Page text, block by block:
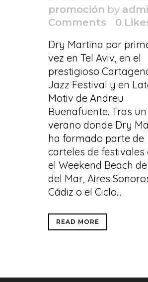
promoción by
Comments
0
Dry Martina por
vez en Tel Aviv, en el
prestigioso
Jazz Festival y en
Motiv de Andreu
Buenafuente. Tras un
verano donde Dry
ha formado parte de
carteles de festivales
el Weekend Beach
del Mar, Aires
Cádiz o el Ciclo...
READ MORE